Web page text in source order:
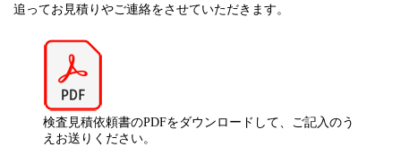
追ってお見積りやご連絡をさせていただきます。
検査見積依頼書のPDFをダウンロードして、ご記入のう
えお送りください。